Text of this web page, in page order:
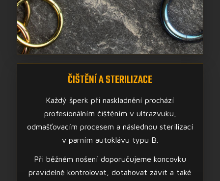
ČIŠTĚNÍ A STERILIZACE
Každý šperk při naskladnění prochází
profesionálním čištěním v ultrazvuku,
odmašťovacím procesem a následnou sterilizací
v parním autoklávu typu B.
Při běžném nošení doporučujeme koncovku
pravidelně kontrolovat, dotahovat závit a také